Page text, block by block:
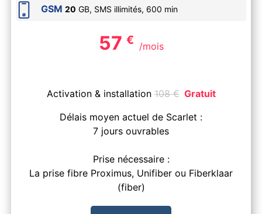
GSM 20 GB, SMS illimités, 600 min
57 € /mois
Activation & installation108€ Gratuit
Délais moyen actuel de Scarlet :
7 jours ouvrables
Prise nécessaire :
La prise fibre Proximus, Unifiber ou Fiberklaar
(fiber)